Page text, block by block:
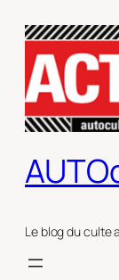
contenu
Le blog du culte